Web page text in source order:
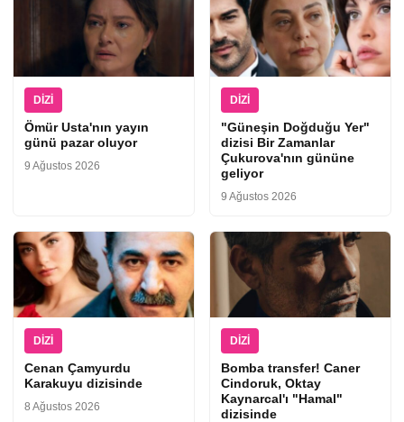
DIZI
Ömür Usta'nın yayın
günü pazar oluyor
9 Ağustos 2026
DIZI
"Güneşin Doğduğu Yer"
dizisi Bir Zamanlar
Çukurova'nın gününe
geliyor
9 Ağustos 2026
DIZI
Cenan Çamyurdu
Karakuyu dizisinde
8 Ağustos 2026
DIZI
Bomba transfer! Caner
Cindoruk, Oktay
Kaynarcal'ı "Hamal"
dizisinde